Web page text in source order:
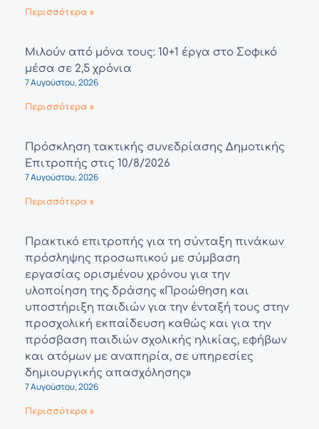
Περισσότερα »
Μιλούν από μόνα τους: 10+1 έργα στο Σοφικό
μέσα σε 2,5 χρόνια
7 Αυγούστου, 2026
Περισσότερα »
Πρόσκληση τακτικής συνεδρίασης Δημοτικής
Επιτροπής στις 10/8/2026
7 Αυγούστου, 2026
Περισσότερα »
Πρακτικό επιτροπής για τη σύνταξη πινάκων
πρόσληψης προσωπικού με σύμβαση
εργασίας ορισμένου χρόνου για την
υλοποίηση της δράσης «Προώθηση και
υποστήριξη παιδιών για την ένταξή τους στην
προσχολική εκπαίδευση καθώς και για την
πρόσβαση παιδιών σχολικής ηλικίας, εφήβων
και ατόμων με αναπηρία, σε υπηρεσίες
δημιουργικής απασχόλησης»
7 Αυγούστου, 2026
Περισσότερα »